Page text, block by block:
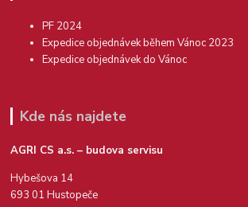
PF 2024
Expedice objednávek během Vánoc 2023
Expedice objednávek do Vánoc
Kde nás najdete
AGRI CS a.s. – budova servisu
Hybešova 14
693 01 Hustopeče